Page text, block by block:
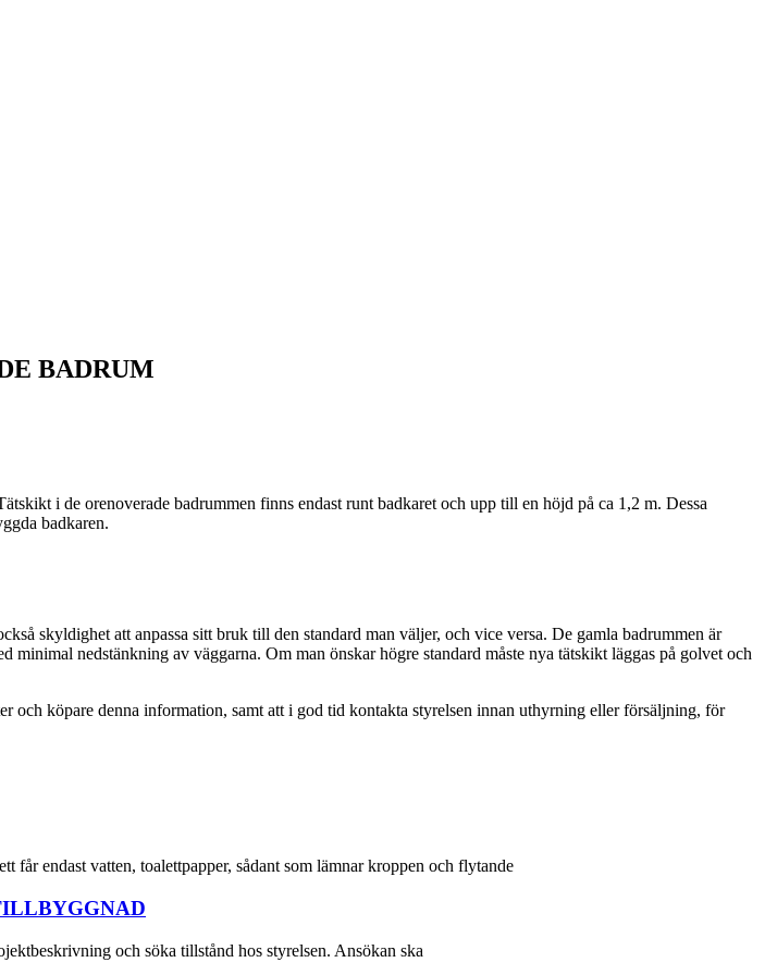
BADRUM
i de orenoverade badrummen finns endast runt badkaret och upp till en höjd på ca 1,2 m. Dessa
badkaren.
skyldighet att anpassa sitt bruk till den standard man väljer, och vice versa. De gamla badrummen är
nedstänkning av väggarna. Om man önskar högre standard måste nya tätskikt läggas på golvet och
och köpare denna information, samt att i god tid kontakta styrelsen innan uthyrning eller försäljning, för
får endast vatten, toalettpapper, sådant som lämnar kroppen och flytande
och söka tillstånd hos styrelsen. Ansökan ska